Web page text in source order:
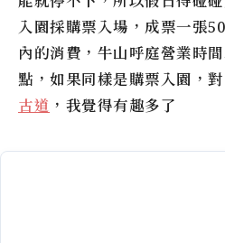
入園採購票入場，成票一張
內的消費， 牛山呼庭營業時
點，如果同樣是購票入園，
古道 ，我覺得有趣多了